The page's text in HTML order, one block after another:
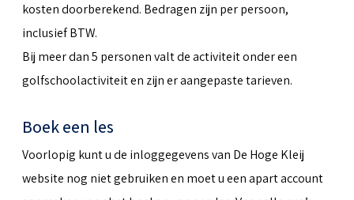
kosten doorberekend. Bedragen zijn per persoon,
inclusief BTW.
Bij meer dan 5 personen valt de activiteit onder een
golfschoolactiviteit en zijn er aangepaste tarieven.
Boek een les
Voorlopig kunt u de inloggegevens van De Hoge Kleij
website nog niet gebruiken en moet u een apart account